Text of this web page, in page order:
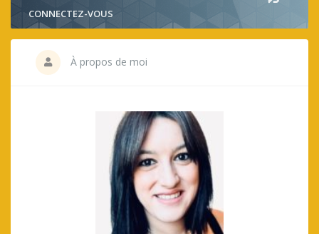
CONNECTEZ-VOUS
À propos de moi